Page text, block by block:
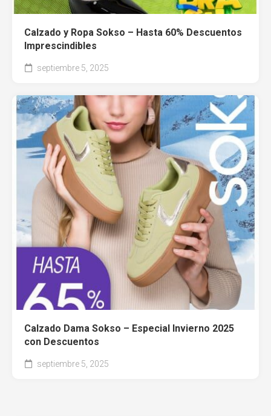
Calzado y Ropa Sokso – Hasta 60% Descuentos
Imprescindibles
septiembre 5, 2025
Calzado Dama Sokso – Especial Invierno 2025
con Descuentos
septiembre 5, 2025